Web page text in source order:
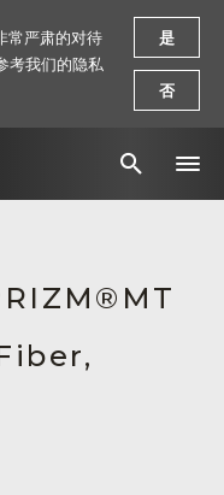
常严肃的对待
考我们的隐私
是
否